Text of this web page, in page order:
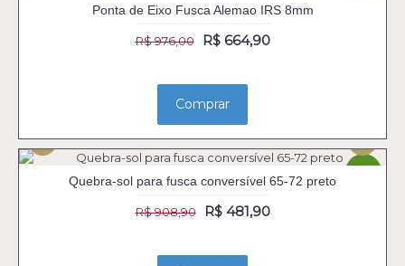
Ponta de Eixo Fusca Alemao IRS 8mm
R$ 976,00 R$ 664,90
Comprar
Quebra-sol para fusca conversível 65-72 preto
R$ 908,90 R$ 481,90